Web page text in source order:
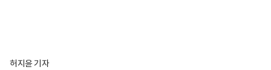
허지윤 기자